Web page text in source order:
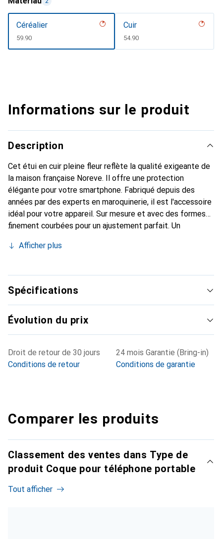
Céréalier
CHF
59.90
Cuir
CHF
54.90
Informations sur le produit
Description
Cet étui en cuir pleine fleur reflète la qualité exigeante de
la maison française Noreve. Il offre une protection
élégante pour votre smartphone. Fabriqué depuis des
années par des experts en maroquinerie, il est l'accessoire
idéal pour votre appareil. Sur mesure et avec des formes
finement courbées pour un ajustement parfait. Un
smartphone. La marque Noreve est reconnue
constitue toujours un excellent choix pour le client
exigeant.
Afficher plus
Spécifications
Évolution du prix
Droit de retour de 30 jours
Conditions de retour
24 mois Garantie (Bring-in)
Conditions de garantie
Comparer les produits
Classement des ventes dans Type de
produit Coque pour téléphone portable
Tout afficher